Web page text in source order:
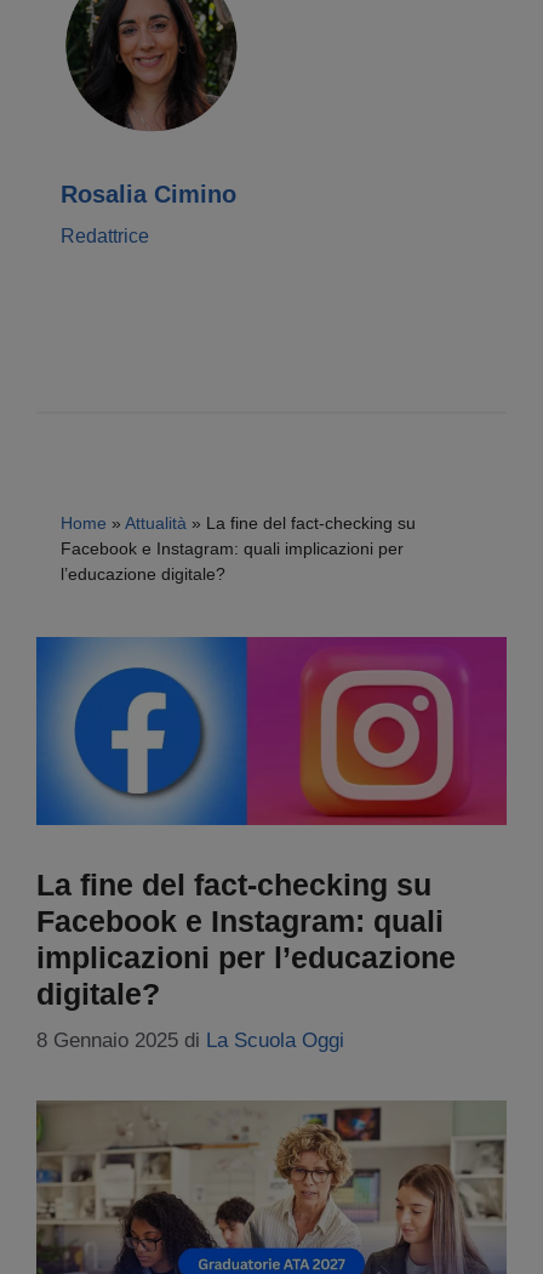
Rosalia Cimino
Redattrice
Home » Attualità » La fine del fact-checking su
Facebook e Instagram: quali implicazioni per
l’educazione digitale?
La fine del fact-checking su
Facebook e Instagram: quali
implicazioni per l’educazione
digitale?
8 Gennaio 2025 di La Scuola Oggi